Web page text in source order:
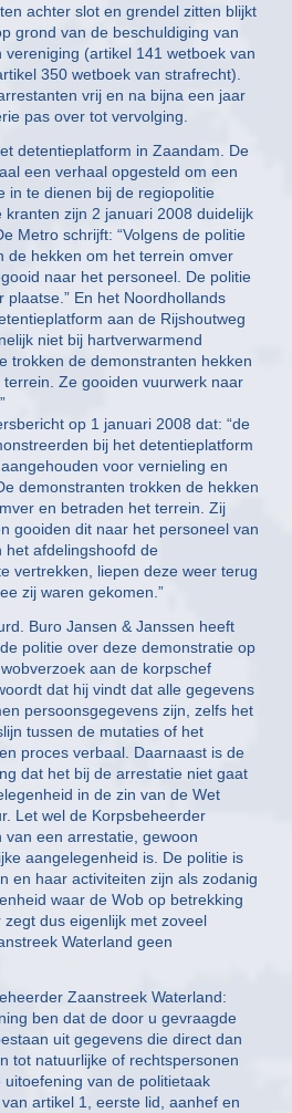
achter slot en grendel zitten blijkt
grond van de beschuldiging van
(artikel 141 wetboek van
350 wetboek van strafrecht).
vrij en na bijna een jaar
pas over tot vervolging.
detentieplatform in Zaandam. De
een verhaal opgesteld om een
in te dienen bij de regiopolitie
zijn 2 januari 2008 duidelijk
Metro schrijft: “Volgens de politie
de hekken om het terrein omver
naar het personeel. De politie
En het Noordhollands
aan de Rijshoutweg
niet bij hartverwarmend
trokken de demonstranten hekken
Ze gooiden vuurwerk naar
op 1 januari 2008 dat: “de
bij het detentieplatform
voor vernieling en
demonstranten trokken de hekken
en betraden het terrein. Zij
gooiden dit naar het personeel van
het afdelingshoofd de
vertrekken, liepen deze weer terug
zij waren gekomen.”
Buro Jansen & Janssen heeft
politie over deze demonstratie op
aan de korpschef
dat hij vindt dat alle gegevens
persoonsgegevens zijn, zelfs het
tussen de mutaties of het
proces verbaal. Daarnaast is de
dat het bij de arrestatie niet gaat
in de zin van de Wet
Let wel de Korpsbeheerder
een arrestatie, gewoon
aangelegenheid is. De politie is
en haar activiteiten zijn als zodanig
waar de Wob op betrekking
dus eigenlijk met zoveel
Waterland geen
Zaanstreek Waterland:
ben dat de door u gevraagde
uit gegevens die direct dan
tot natuurlijke of rechtspersonen
van de politietaak
artikel 1, eerste lid, aanhef en